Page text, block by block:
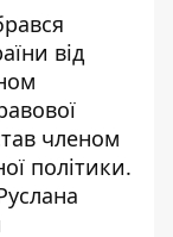
від
членом
політики.